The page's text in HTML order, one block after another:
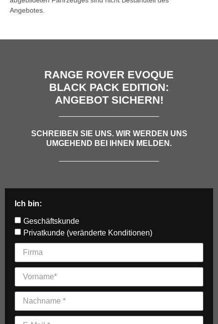
Angebotes.
RANGE ROVER EVOQUE
BLACK PACK EDITION:
ANGEBOT SICHERN!
SCHREIBEN SIE UNS. WIR WERDEN UNS
UMGEHEND BEI IHNEN MELDEN.
Ich bin:
Geschäftskunde
Privatkunde (veränderte Konditionen)